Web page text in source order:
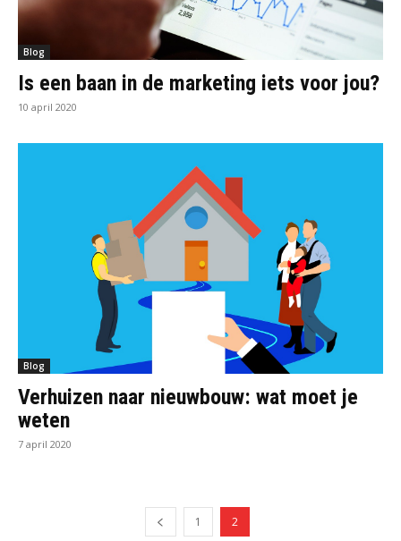
Blog
Is een baan in de marketing iets voor jou?
10 april 2020
Blog
Verhuizen naar nieuwbouw: wat moet je
weten
7 april 2020
1 2